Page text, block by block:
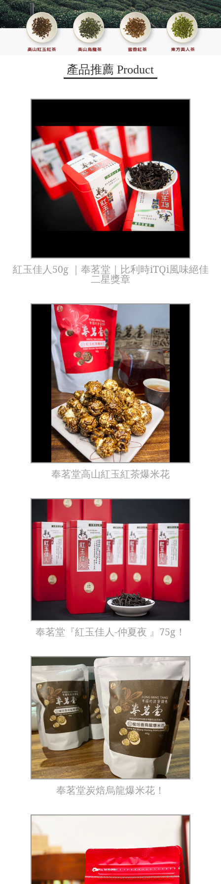
產品推薦Product
紅玉佳人50g ｜奉茗堂｜比利時iTQi風味絕佳
二星獎章
奉茗堂高山紅玉紅茶爆米花
奉茗堂『紅玉佳人-仲夏夜 』75g！
奉茗堂炭焙烏龍爆米花！